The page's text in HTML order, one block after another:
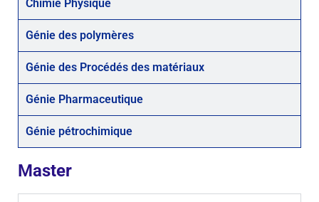
Chimie Physique
Génie des polymères
Génie des Procédés des matériaux
Génie Pharmaceutique
Génie pétrochimique
Master